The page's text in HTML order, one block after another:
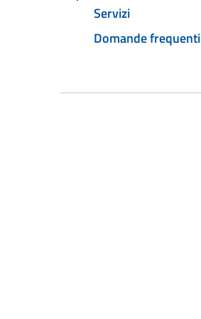
Servizi
Domande frequenti